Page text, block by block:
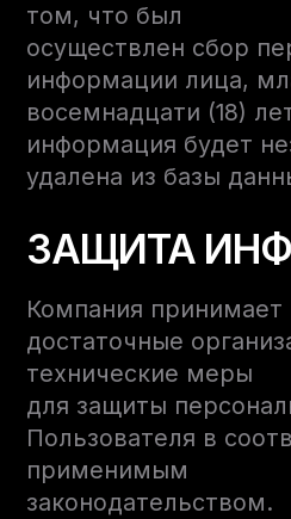
том, что был
осуществлен сбор
информации лица,
восемнадцати (18)
информация будет
удалена из базы
ЗАЩИТА
Компания
достаточные
технические меры
для защиты
Пользователя в
применимым
законодательством.